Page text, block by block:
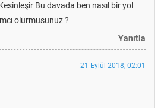
Bu davada ben nasıl bir yol
olurmusunuz ?
Yanıtla
21 Eylül 2018, 02:01